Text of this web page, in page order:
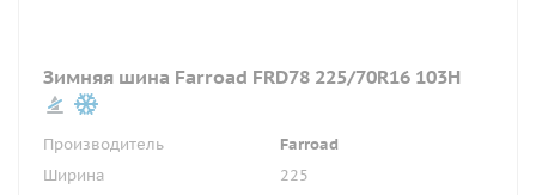
Зимняя шина Farroad FRD78 225/70R16 103H
Производитель
Farroad
Ширина
225